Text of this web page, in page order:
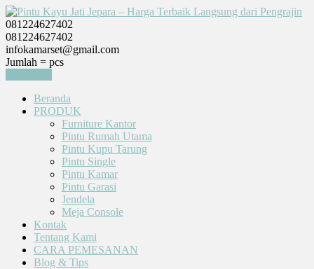
081224627402
081224627402
infokamarset@gmail.com
Jumlah = pcs
Beranda
PRODUK
Furniture Kantor
Pintu Rumah Utama
Pintu Kupu Tarung
Pintu Single
Pintu Kamar
Pintu Garasi
Jendela
Meja Console
Kontak
Tentang Kami
CARA PEMESANAN
Blog & Tips